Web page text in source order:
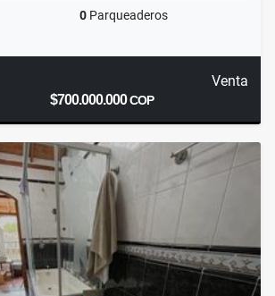
0 Parqueaderos
Venta
$700.000.000COP